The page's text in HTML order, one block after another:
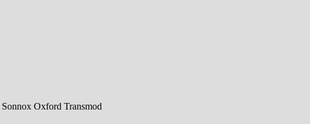
Sonnox Oxford Transmod